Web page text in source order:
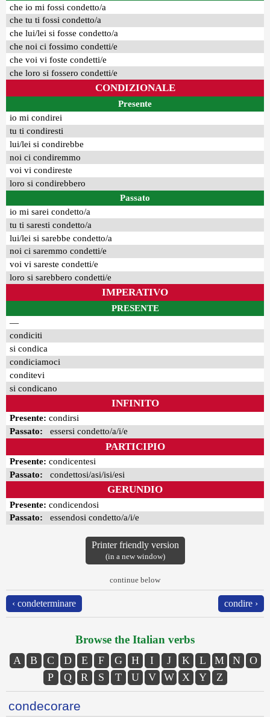
che io mi fossi condetto/a
che tu ti fossi condetto/a
che lui/lei si fosse condetto/a
che noi ci fossimo condetti/e
che voi vi foste condetti/e
che loro si fossero condetti/e
CONDIZIONALE
Presente
io mi condirei
tu ti condiresti
lui/lei si condirebbe
noi ci condiremmo
voi vi condireste
loro si condirebbero
Passato
io mi sarei condetto/a
tu ti saresti condetto/a
lui/lei si sarebbe condetto/a
noi ci saremmo condetti/e
voi vi sareste condetti/e
loro si sarebbero condetti/e
IMPERATIVO
PRESENTE
—
condiciti
si condica
condiciamoci
conditevi
si condicano
INFINITO
Presente: condirsi
Passato: essersi condetto/a/i/e
PARTICIPIO
Presente: condicentesi
Passato: condettosi/asi/isi/esi
GERUNDIO
Presente: condicendosi
Passato: essendosi condetto/a/i/e
Printer friendly version
(in a new window)
continue below
‹ condeterminare condire ›
Browse the Italian verbs
A B C D E F G H I J K L M N
O
P
Q R S T U V W X Y Z
condecorare